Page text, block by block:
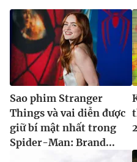
® Cấm sao chép dưới mọi
thuận bằng văn bản. Ghi rõ
thông tin từ website này.
Sao phim Stranger
Things và vai diễn được
giữ bí mật nhất trong
Spider-Man: Brand...